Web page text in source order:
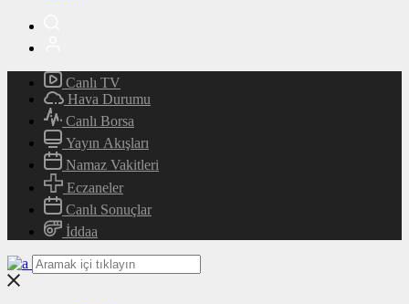
Canlı TV
Hava Durumu
Canlı Borsa
Yayın Akışları
Namaz Vakitleri
Eczaneler
Canlı Sonuçlar
İddaa